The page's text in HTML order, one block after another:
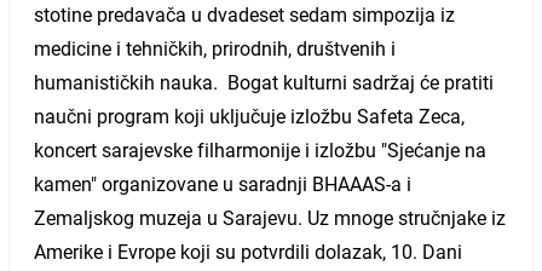
stotine predavača u dvadeset sedam simpozija iz
medicine i tehničkih, prirodnih, društvenih i
humanističkih nauka. Bogat kulturni sadržaj će pratiti
naučni program koji uključuje izložbu Safeta Zeca,
koncert sarajevske filharmonije i izložbu "Sjećanje na
kamen" organizovane u saradnji BHAAAS-a i
Zemaljskog muzeja u Sarajevu. Uz mnoge stručnjake iz
Amerike i Evrope koji su potvrdili dolazak, 10. Dani